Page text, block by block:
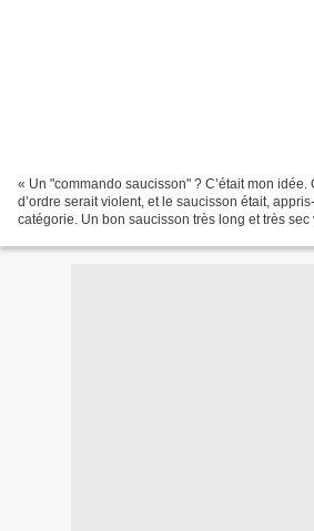
« Un "commando saucisson" ? C’était mon idée.
d’ordre serait violent, et le saucisson était,
catégorie. Un bon saucisson très long et très sec